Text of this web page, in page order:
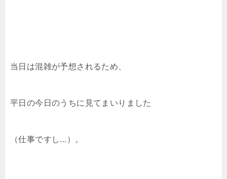
当日は混雑が予想されるため、
平日の今日のうちに見てまいりました
（仕事ですし…）。